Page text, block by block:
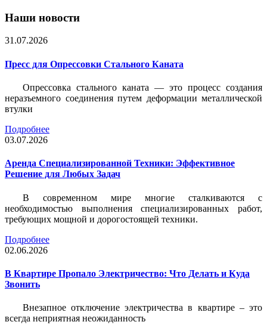
Наши новости
31.07.2026
Пресс для Опрессовки Стального Каната
Опрессовка стального каната — это процесс создания
неразъемного соединения путем деформации металлической
втулки
Подробнее
03.07.2026
Аренда Специализированной Техники: Эффективное
Решение для Любых Задач
В современном мире многие сталкиваются с
необходимостью выполнения специализированных работ,
требующих мощной и дорогостоящей техники.
Подробнее
02.06.2026
В Квартире Пропало Электричество: Что Делать и Куда
Звонить
Внезапное отключение электричества в квартире – это
всегда неприятная неожиданность